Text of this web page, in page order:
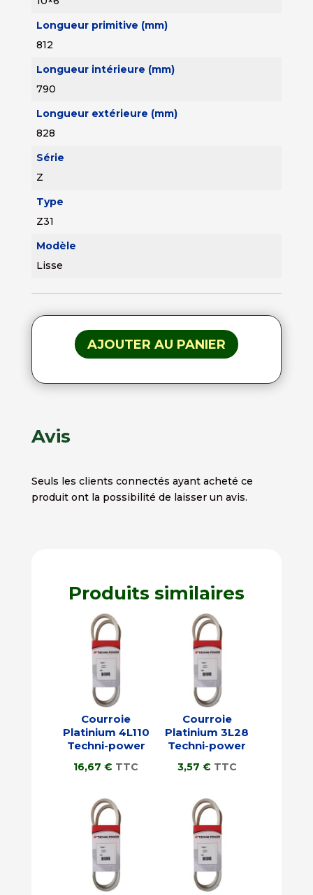
Longueur primitive (mm)
812
Longueur intérieure (mm)
790
Longueur extérieure (mm)
828
Série
Z
Type
Z31
Modèle
Lisse
AJOUTER AU PANIER
Avis
Seuls les clients connectés ayant acheté ce
produit ont la possibilité de laisser un avis.
Produits similaires
Courroie
Platinium 4L110
Techni-power
16,67€ TTC
Courroie
Platinium 3L28
Techni-power
3,57 € TTC